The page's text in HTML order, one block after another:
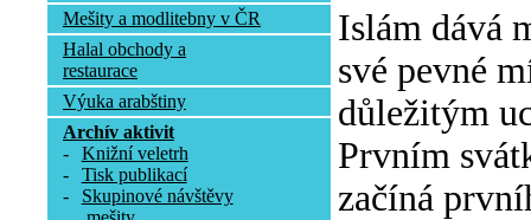
Mešity a modlitebny v ČR
Halal obchody a
restaurace
Výuka arabštiny
Archív aktivit
-
Knižní veletrh
-
Tisk publikací
-
Skupinové návštěvy
Islám dává
své pevné
důležitým
Prvním
začíná